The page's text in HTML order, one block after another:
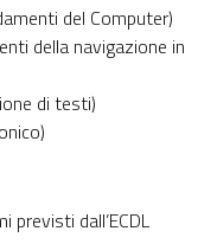
del Computer)
della navigazione in
di testi)
previsti dall’ECDL